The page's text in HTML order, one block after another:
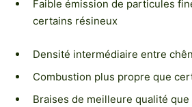
Faible émission de particules
certains résineux
Densité intermédiaire entre
Combustion plus propre que
Braises de meilleure qualité